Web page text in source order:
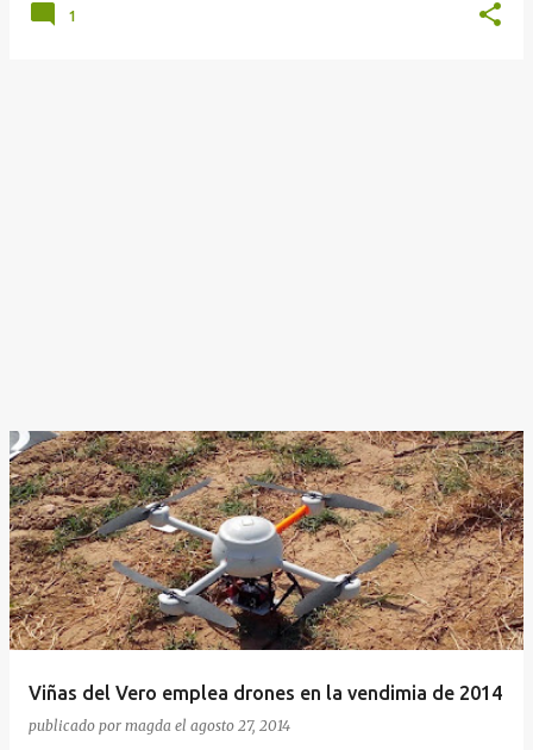
1
Viñas del Vero emplea drones en la vendimia de 2014
publicado por magda el agosto 27, 2014